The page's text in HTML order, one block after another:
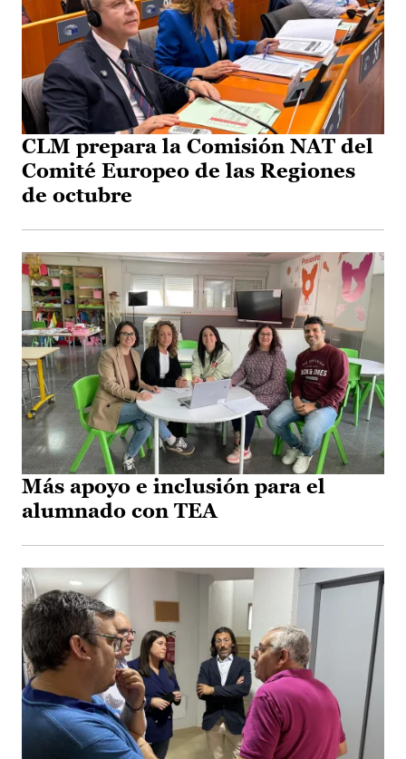
CLM prepara la Comisión NAT del
Comité Europeo de las Regiones
de octubre
Más apoyo e inclusión para el
alumnado con TEA